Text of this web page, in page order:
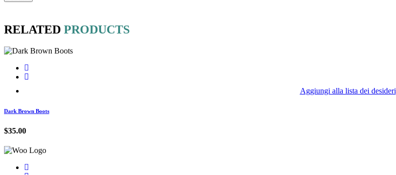
RELATED PRODUCTS
Aggiungi alla lista dei desideri
Dark Brown Boots
$35.00